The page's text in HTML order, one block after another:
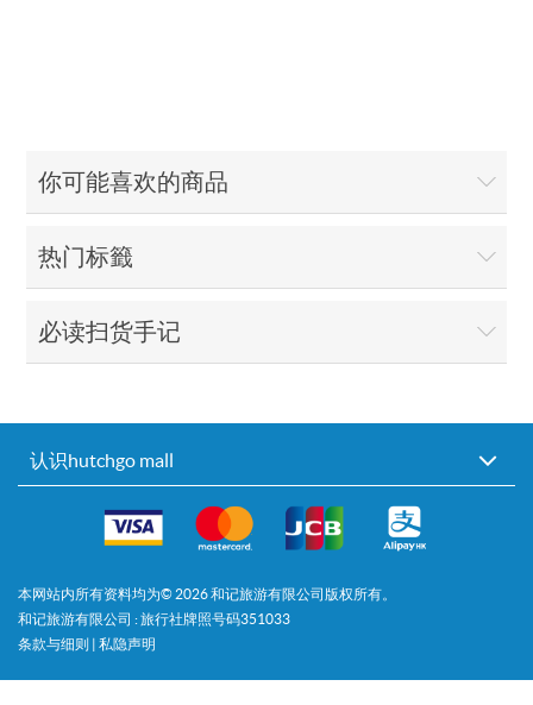
你可能喜欢的商品
热门标籤
必读扫货手记
认识hutchgo mall
本网站内所有资料均为© 2026和记旅游有限公司版权所有。
和记旅游有限公司 : 旅行社牌照号码351033
条款与细则 | 私隐声明